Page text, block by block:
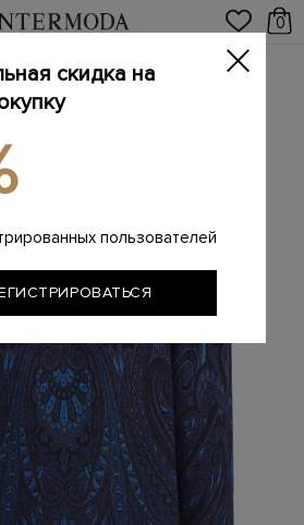
0
Одежда / Трикотаж
с принтом пейсли
скидка на
пользователей